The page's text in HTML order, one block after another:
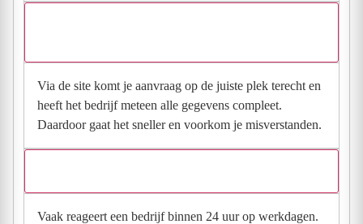
Via de site komt je aanvraag op de juiste plek terecht en
heeft het bedrijf meteen alle gegevens compleet.
Daardoor gaat het sneller en voorkom je misverstanden.
Vaak reageert een bedrijf binnen 24 uur op werkdagen.